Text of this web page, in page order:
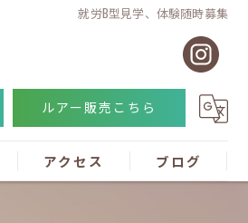
就労B型見学、体験随時募集
ルアー販売こちら
アクセス ブログ